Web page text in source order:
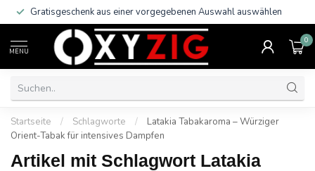
Gratisgeschenk aus einer vorgegebenen Auswahl auswählen
MENU
0
Startseite / Schlagworte /
Latakia Tabakaroma – Würziger
Orient-Tabak für intensives Dampfen
Artikel mit Schlagwort Latakia